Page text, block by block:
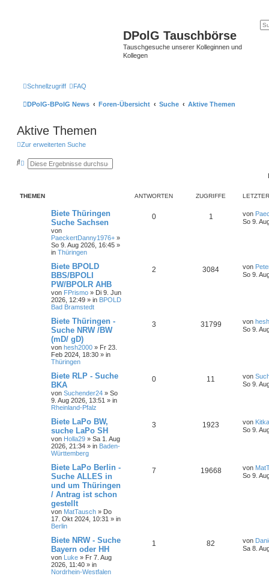
DPolG Tauschbörse
Tauschgesuche unserer Kolleginnen und
Kollegen
Schnellzugriff FAQ
DPolG-BPolG News Foren-Übersicht Suche Aktive Themen
Aktive Themen
Zur erweiterten Suche
S E
t
THEMEN ANTWORTEN ZUGRIFFE
Biete Thüringen
Suche Sachsen
von
PaeckertDanny1976+ »
So 9. Aug 2026, 16:45 »
in Thüringen
0 1 von
So 9.
Biete BPOLD
BBS/BPOLI
PW/BPOLR AHB
von FPrismo » Di 9. Jun
2026, 12:49 » in BPOLD
Bad Bramstedt
2 3084 von
So 9.
Biete Thüringen -
Suche NRW /BW
(mD/ gD)
von hesh2000 » Fr 23.
Feb 2024, 18:30 » in
Thüringen
3 31799 von
So 9.
Biete RLP - Suche
BKA
von Suchender24 » So
9. Aug 2026, 13:51 » in
Rheinland-Pfalz
0 11 von
So 9.
Biete LaPo BW,
suche LaPo SH
von Holla29 » Sa 1. Aug
2026, 21:34 » in Baden-
Württemberg
3 1923 von
So 9.
Biete LaPo Berlin -
Suche ALLES in
und um Thüringen
/ Antrag ist schon
gestellt
von MatTausch » Do
17. Okt 2024, 10:31 » in
Berlin
7 19668 von
So 9.
Biete NRW - Suche
Bayern oder HH
von Luke » Fr 7. Aug
2026, 11:40 » in
Nordrhein-Westfalen
1 82 von
Sa 8.